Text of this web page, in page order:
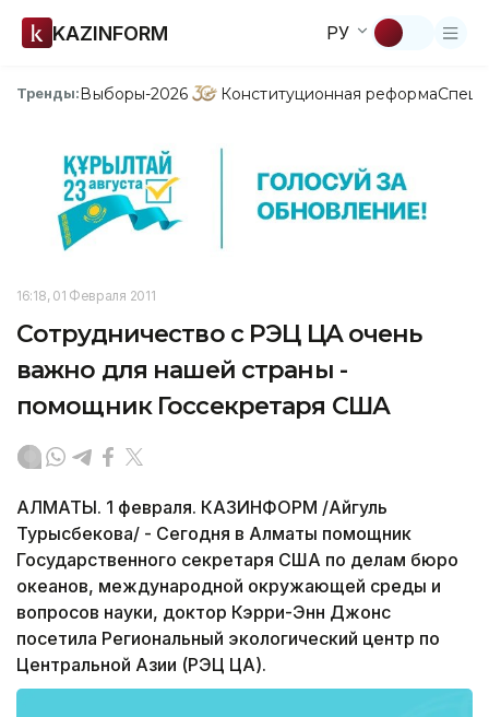
KAZINFORM РУ
Тренды:Выборы-2026 Конституционная реформа
16:18, 01 Февраля 2011
Сотрудничество с РЭЦ ЦА очень
важно для нашей страны -
помощник Госсекретаря США
АЛМАТЫ. 1 февраля. КАЗИНФОРМ /Айгуль
Турысбекова/ - Сегодня в Алматы помощник
Государственного секретаря США по делам бюро
океанов, международной окружающей среды и
вопросов науки, доктор Кэрри-Энн Джонс
посетила Региональный экологический центр по
Центральной Азии (РЭЦ ЦА).